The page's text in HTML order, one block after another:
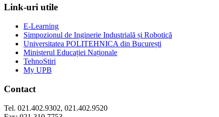
Link-uri utile
E-Learning
Simpozionul de Inginerie Industrială și Robotică
Universitatea POLITEHNICA din București
Ministerul Educației Naționale
TehnoStiri
My UPB
Contact
Tel. 021.402.9302, 021.402.9520